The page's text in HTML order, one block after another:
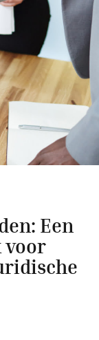
Een
voor